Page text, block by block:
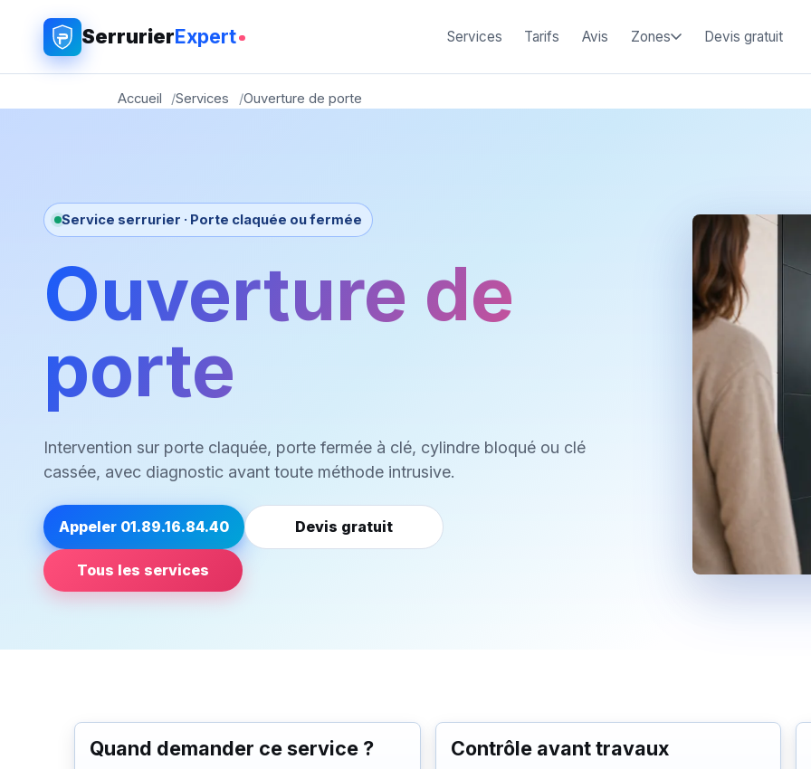
SerrurierExpert Services Tarifs Avis Zones Devis gratuit
Accueil Services Ouverture de porte
Service serrurier · Porte claquée ou fermée
Ouverture de
porte
Intervention sur porte claquée, porte fermée à clé, cylindre bloqué ou clé
cassée, avec diagnostic avant toute méthode intrusive.
Appeler 01.89.16.84.40 Devis gratuit
Tous les services
Quand demander ce service ? Contrôle avant travaux